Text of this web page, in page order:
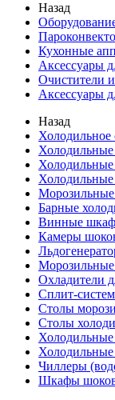
Назад
Кухонные
Аксессуары
Очистители и
Аксессуары
Назад
Холодильное
Барные
Винные
Камеры
Морозильные
Охладители
Сплит-
Столы
Столы
Холодильные
Чиллеры
Шкафы